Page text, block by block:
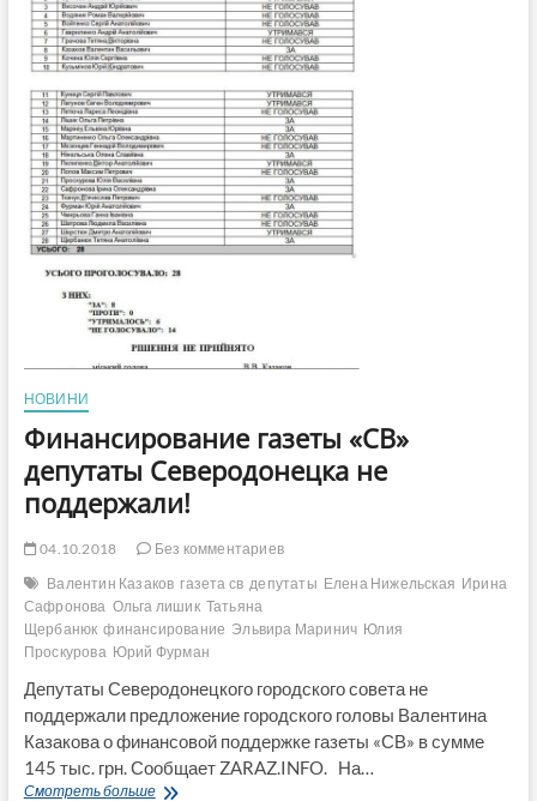
НОВИНИ
Финансирование газеты «СВ»
депутаты Северодонецка не
поддержали!
04.10.2018
Без комментариев
Валентин Казаков газета св депутаты Елена Нижельская Ирина
Сафронова Ольга лишик Татьяна
Щербанюк финансирование Эльвира Маринич Юлия
Проскурова Юрий Фурман
Депутаты Северодонецкого городского совета не
поддержали предложение городского головы Валентина
Казакова о финансовой поддержке газеты «СВ» в сумме
145 тыс. грн. Сообщает ZARAZ.INFO. На…
Смотреть большеФинансирование